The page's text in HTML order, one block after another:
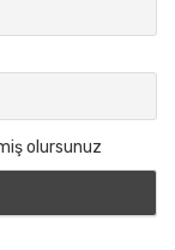
olursunuz